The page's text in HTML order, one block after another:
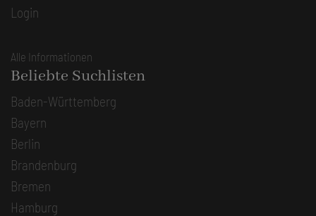
Login
Alle Informationen
Beliebte Suchlisten
Baden-Württemberg
Bayern
Berlin
Brandenburg
Bremen
Hamburg